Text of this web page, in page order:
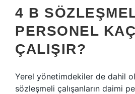
4 B
PERSONEL
ÇALIŞIR?
Yerel yönetimdekiler de dahil
sözleşmeli çalışanların daimi